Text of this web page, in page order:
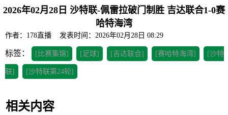
2026年02月28日 沙特联-佩雷拉破门制胜 吉达联合1-0赛
哈特海湾
作者：178直播 发表时间：2026年02月28日 08:29
标签： [比赛集锦] [足球] [吉达联合] [赛哈特海湾] [沙特
联] [沙特联第24轮]
相关内容